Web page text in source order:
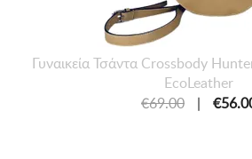
Γυναικεία Τσάντα Crossbody
EcoLeather
€69.00
|